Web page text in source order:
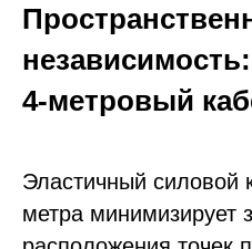
4-метровый
Эластичный силовой
метра минимизирует